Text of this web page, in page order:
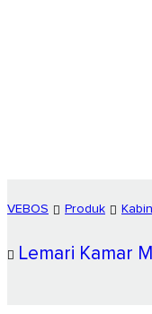
VEBOS Produk
Lemari Kamar